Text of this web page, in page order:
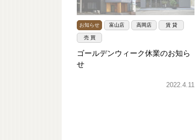
お知らせ 富山店 高岡店 賃 貸
売 買
ゴールデンウィーク休業のお知ら
せ
2022.4.11